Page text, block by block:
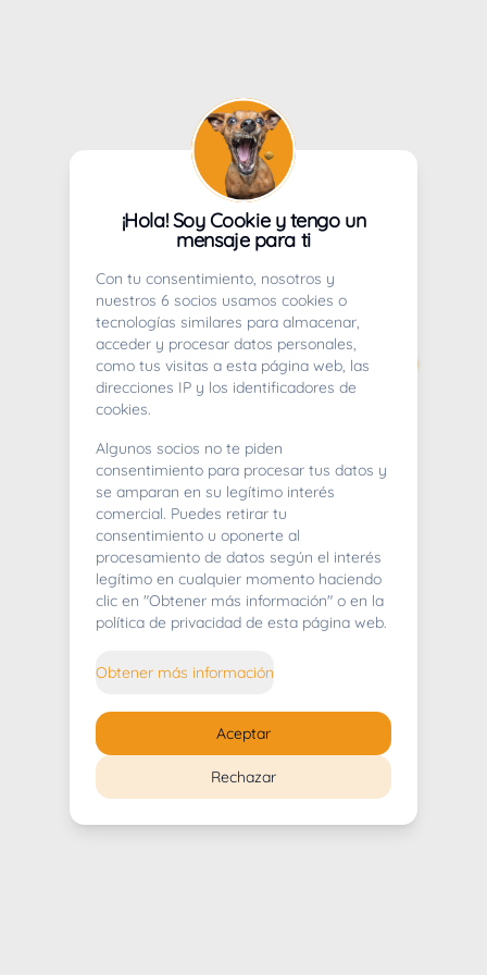
404
Whoops! Lo sentimos mucho.
¡Hola! Soy Cookie y tengo un
mensaje para ti
Con tu consentimiento, nosotros y
nuestros 6 socios usamos cookies o
tecnologías similares para almacenar,
acceder y procesar datos personales,
como tus visitas a esta página web, las
direcciones IP y los identificadores de
cookies.
Algunos socios no te piden
consentimiento para procesar tus datos y
se amparan en su legítimo interés
comercial. Puedes retirar tu
consentimiento u oponerte al
procesamiento de datos según el interés
legítimo en cualquier momento haciendo
clic en "Obtener más información" o en la
política de privacidad de esta página web.
Obtener más información
Rechazar
Aceptar